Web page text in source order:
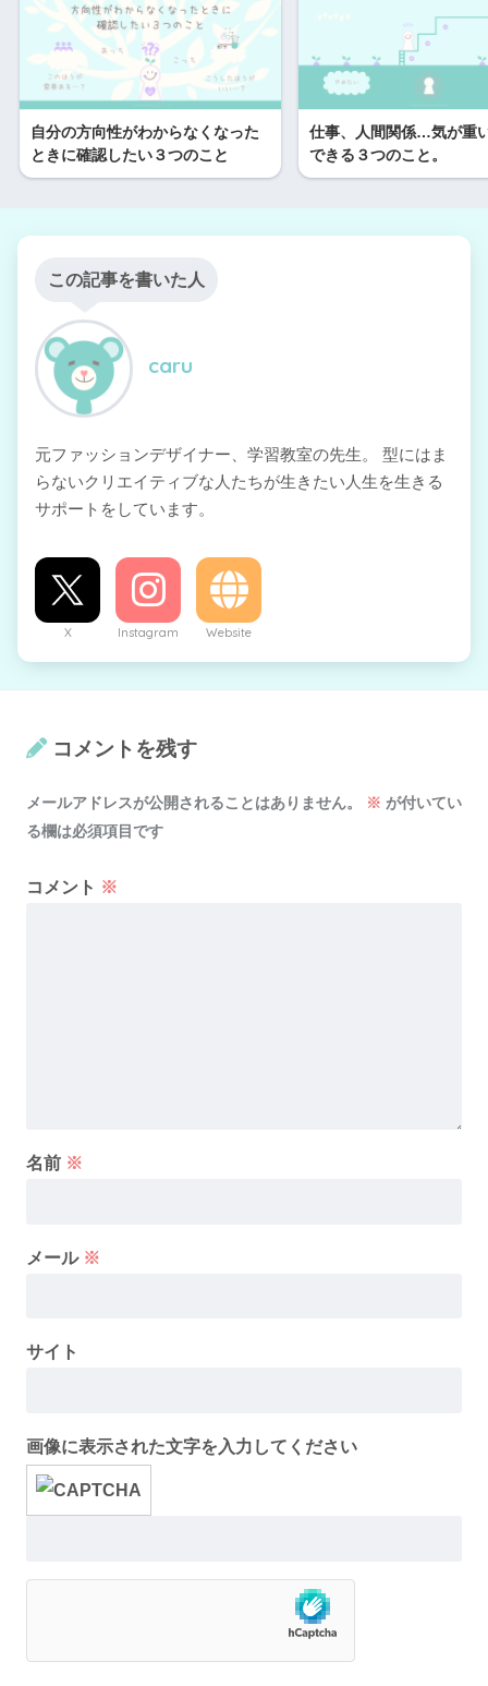
自分の方向性がわからなくなった
ときに確認したい３つのこと
仕事、人間関係…気が重
できる３つのこと。
この記事を書いた人
caru
元ファッションデザイナー、学習教室の先生。 型にはま
らないクリエイティブな人たちが生きたい人生を生きる
サポートをしています。
X Instagram Website
コメントを残す
メールアドレスが公開されることはありません。 ※ が付いてい
る欄は必須項目です
コメント ※
名前 ※
メール ※
サイト
画像に表示された文字を入力してください